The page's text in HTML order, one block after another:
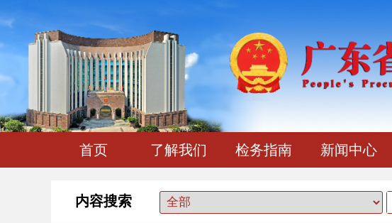
首页 了解我们 检务指南 新闻中心
内容搜索